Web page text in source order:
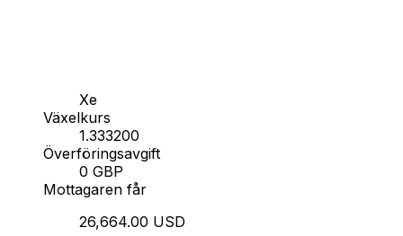
Xe
Växelkurs
1.333200
Överföringsavgift
0 GBP
Mottagaren får
26,664.00 USD